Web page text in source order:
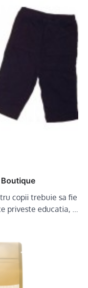
Boutique
copii trebuie sa fie
priveste educatia, …